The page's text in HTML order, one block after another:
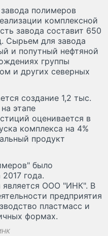
полимеров
комплексной
завода составит 650
Сырьем для завода
и попутный нефтяной
группы
и других северных
создание 1,2 тыс.
этапе
оценивается в
комплекса на 4%
продукт
было
года.
является ООО "ИНК". В
предприятия
пластмасс и
формах.